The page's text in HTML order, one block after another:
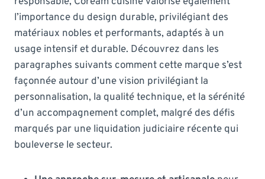
l’importance du design durable, privilégiant des
matériaux nobles et performants, adaptés à un
usage intensif et durable. Découvrez dans les
paragraphes suivants comment cette marque s’est
façonnée autour d’une vision privilégiant la
personnalisation, la qualité technique, et la sérénité
d’un accompagnement complet, malgré des défis
marqués par une liquidation judiciaire récente qui
bouleverse le secteur.